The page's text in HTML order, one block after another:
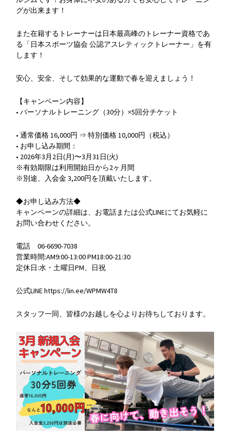
グが出来ます！
また在籍するトレーナーは日本最高峰のトレーナー資格であ
る「日本スポーツ協会 公認アスレティックトレーナー」を有
します！
安心、安全、そして効果的な運動で春を迎えましょう！
【キャンペーン内容】
• パーソナルトレーニング（30分）×5回分チケット
• 通常価格 16,000円 ⇒ 特別価格 10,000円（税込）
• お申し込み期間：
• 2026年3月2日(月)〜3月31日(火)
※有効期限は利用開始日から2ヶ月間
※別途、入会金 3,200円を頂戴いたします。
◆お申し込み方法◆
キャンペーンの詳細は、お電話または公式LINEにてお気軽に
お問い合わせください。
電話 06-6690-7038
営業時間:AM9:00-13:00 PM18:00-21:30
定休日:水・土曜日PM、日祝
公式LINE https://lin.ee/WPMW4T8
スタッフ一同、皆様のお越しを心よりお待ちしております。